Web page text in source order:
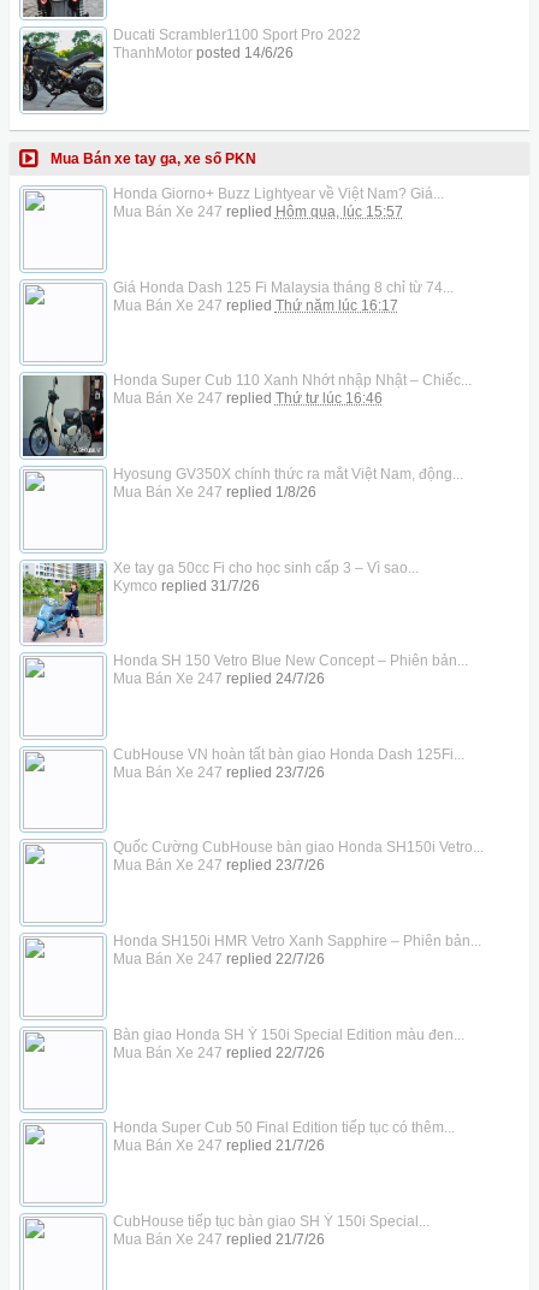
Ducati Scrambler1100 Sport Pro 2022
ThanhMotorposted 14/6/26
Mua Bán xe tay ga, xe số PKN
Honda Giorno+ Buzz Lightyear về Việt Nam? Giá...
Mua Bán Xe 247 replied Hôm qua, lúc 15:57
Giá Honda Dash 125 Fi Malaysia tháng 8 chỉ từ 74...
Mua Bán Xe 247 replied Thứ năm lúc 16:17
Honda Super Cub 110 Xanh Nhớt nhập Nhật – Chiếc...
Mua Bán Xe 247 replied Thứ tư lúc 16:46
Hyosung GV350X chính thức ra mắt Việt Nam, động...
Mua Bán Xe 247 replied 1/8/26
Xe tay ga 50cc Fi cho học sinh cấp 3 – Vì sao...
Kymco replied 31/7/26
Honda SH 150 Vetro Blue New Concept – Phiên bản...
Mua Bán Xe 247 replied 24/7/26
CubHouse VN hoàn tất bàn giao Honda Dash 125Fi...
Mua Bán Xe 247 replied 23/7/26
Quốc Cường CubHouse bàn giao Honda SH150i Vetro...
Mua Bán Xe 247 replied 23/7/26
Honda SH150i HMR Vetro Xanh Sapphire – Phiên bản...
Mua Bán Xe 247 replied 22/7/26
Bàn giao Honda SH Ý 150i Special Edition màu đen...
Mua Bán Xe 247 replied 22/7/26
Honda Super Cub 50 Final Edition tiếp tục có thêm...
Mua Bán Xe 247 replied 21/7/26
CubHouse tiếp tục bàn giao SH Ý 150i Special...
Mua Bán Xe 247 replied 21/7/26